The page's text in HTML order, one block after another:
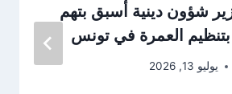
شؤون دينية أسبق بتهم
العمرة في تونس
يوليو 13, 2026